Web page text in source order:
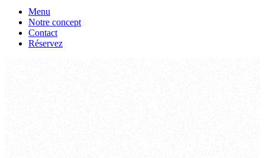
Menu
Notre concept
Contact
Réservez